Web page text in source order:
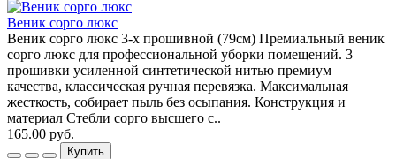
Веник сорго люкс
Веник сорго люкс 3-х прошивной (79см) Премиальный веник
сорго люкс для профессиональной уборки помещений. 3
прошивки усиленной синтетической нитью премиум
качества, классическая ручная перевязка. Максимальная
жесткость, собирает пыль без осыпания. Конструкция и
материал Стебли сорго высшего с..
165.00 руб.
Купить